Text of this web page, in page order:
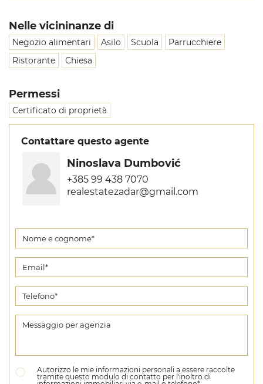
Nelle vicininanze di
Negozio alimentari Asilo Scuola
Parrucchiere
Ristorante
Chiesa
Permessi
Certificato di proprietà
Contattare questo agente
Ninoslava Dumbović
+385 99 438 7070
realestatezadar@gmail.com
Autorizzo le mie informazioni personali a essere raccolte
tramite questo modulo di contatto per l'inoltro di